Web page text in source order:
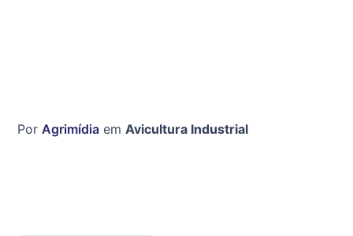
Por Agrimídia em Avicultura Industrial